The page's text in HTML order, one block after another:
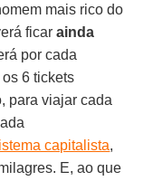
mais rico do
ficarainda
por cada
6 tickets
para viajar cada
capitalista,
E, ao que